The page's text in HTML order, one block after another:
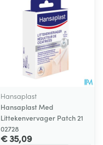
Hansaplast
Hansaplast Med
Littekenvervager Patch 21
02728
€ 35,09